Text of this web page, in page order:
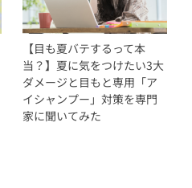
【目も夏バテするって本
当？】夏に気をつけたい3大
ダメージと目もと専用「ア
イシャンプー」対策を専門
家に聞いてみた